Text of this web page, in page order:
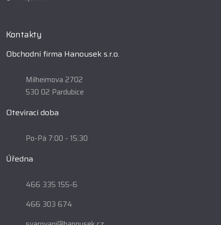
Kontakty
Obchodní firma Hanousek s.r.o.
Milheimova 2702
530 02 Pardubice
Otevírací doba
Po-Pá 7:00 - 15:30
Úředna
466 335 155-6
466 303 674